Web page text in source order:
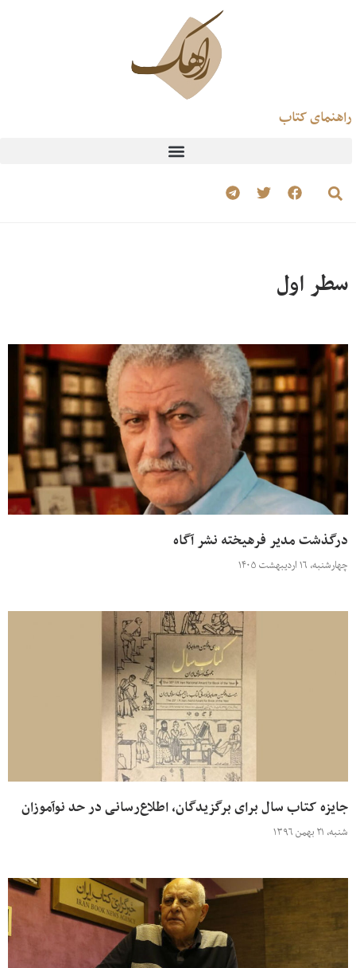
راهنمای کتاب
سطر اول
درگذشت مدیر فرهیخته نشر آگاه
چهارشنبه، ۱۶ اردیبهشت ۱۴۰۵
جایزه کتاب سال برای برگزیدگان، اطلاع‌رسانی در حد نوآموزان
شنبه، ۲۱ بهمن ۱۳۹۶